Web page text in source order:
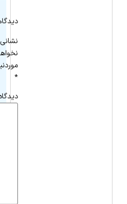
*